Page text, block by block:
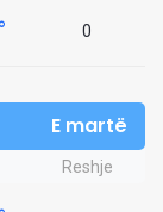
° 0
E martë
Reshje